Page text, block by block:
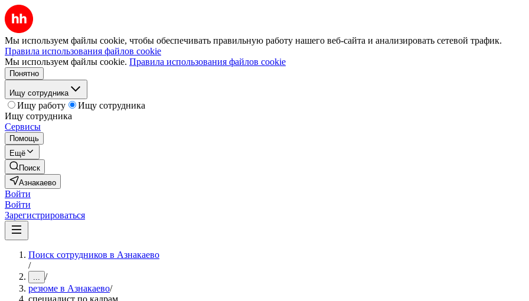
Мы используем файлы cookie, чтобы обеспечивать правильную работу нашего веб-сайта и анализировать сетевой трафик.
Правила использования файлов cookie
Мы используем файлы cookie. Правила использования файлов cookie
Понятно
Ищу сотрудника
Ищу работу
Ищу сотрудника
Ищу сотрудника
Сервисы
Помощь
Ещё
Поиск
Азнакаево
Войти
Войти
Зарегистрироваться
Поиск сотрудников в Азнакаево
/
... /
резюме в Азнакаево/
специалист по кадрам